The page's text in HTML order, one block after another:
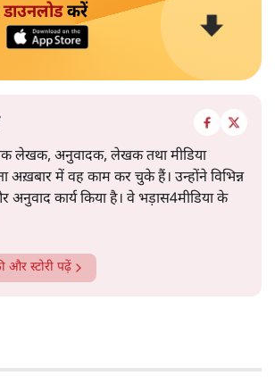
डाउनलोडकरें
लेखक, अनुवादक, लेखक तथा मीडिया
अख़बार में वह काम कर चुके हैं। उन्होंने विभिन्न
कार्य किया है। वे भड़ास4मीडिया के
और स्टोरी पढ़ें